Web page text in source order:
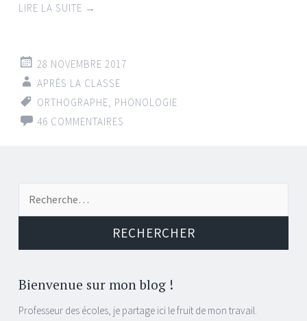
LIRE LA SUITE →
28 NOVEMBRE 2017
APRÈS LA CLASSE
ORTHOGRAPHE PHONOLOGIE
46 COMMENTAIRES
Bienvenue sur mon blog !
Professeur des écoles, je partage ici le fruit de mon travail.